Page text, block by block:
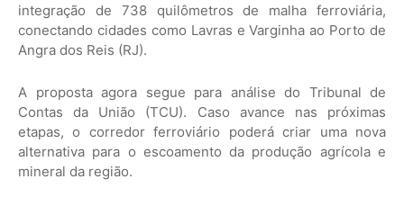
integração de 738 quilômetros de malha ferroviária,
conectando cidades como Lavras e Varginha ao Porto de
Angra dos Reis (RJ).
A proposta agora segue para análise do Tribunal de
Contas da União (TCU). Caso avance nas próximas
etapas, o corredor ferroviário poderá criar uma nova
alternativa para o escoamento da produção agrícola e
mineral da região.